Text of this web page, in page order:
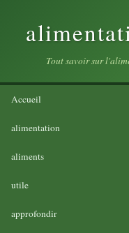
Tout savoir sur
Accueil
alimentation
aliments
utile
approfondir